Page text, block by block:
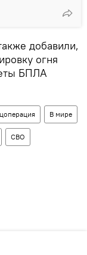
добавили,
огня
БПЛА
В мире
СВО